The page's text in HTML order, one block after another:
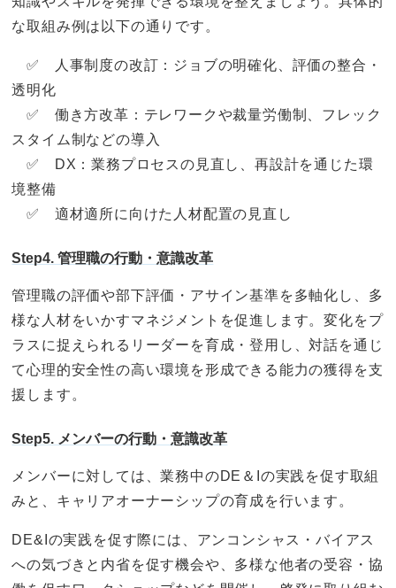
な取組み例は以下の通りです。
✅ 人事制度の改訂：ジョブの明確化、評価の整合・
透明化
✅ 働き方改革：テレワークや裁量労働制、フレック
スタイム制などの導入
✅ DX：業務プロセスの見直し、再設計を通じた環
境整備
✅ 適材適所に向けた人材配置の見直し
Step4. 管理職の行動・意識改革
管理職の評価や部下評価・アサイン基準を多軸化し、多
様な人材をいかすマネジメントを促進します。変化をプ
ラスに捉えられるリーダーを育成・登用し、対話を通じ
て心理的安全性の高い環境を形成できる能力の獲得を支
援します。
Step5. メンバーの行動・意識改革
メンバーに対しては、業務中のDE＆Iの実践を促す取組
みと、キャリアオーナーシップの育成を行います。
DE&Iの実践を促す際には、アンコンシャス・バイアス
への気づきと内省を促す機会や、多様な他者の受容・協